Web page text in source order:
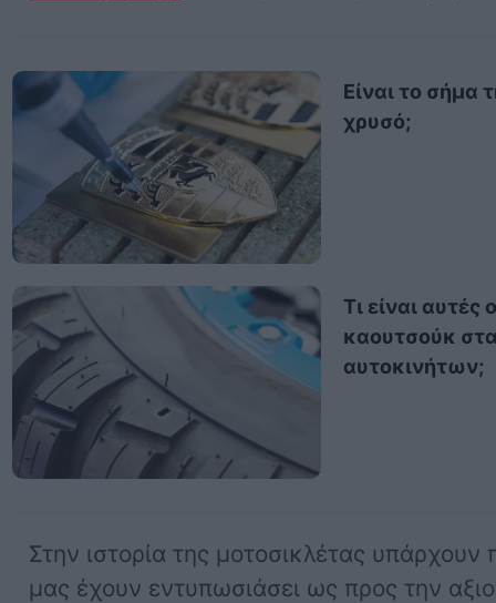
Είναι το σήμα
χρυσό;
Τι είναι αυτές
καουτσούκ
αυτοκινήτων;
Στην ιστορία της μοτοσικλέτας
μας έχουν εντυπωσιάσει ως προς την